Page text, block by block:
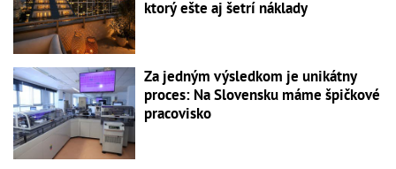
ktorý ešte aj šetrí náklady
Za jedným výsledkom je unikátny
proces: Na Slovensku máme špičkové
pracovisko